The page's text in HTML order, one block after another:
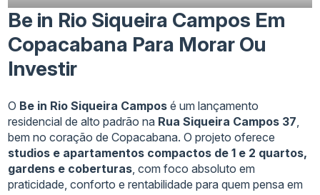
Be in Rio Siqueira Campos Em
Copacabana Para Morar Ou
Investir
O Be in Rio Siqueira Campos é um lançamento
residencial de alto padrão na Rua Siqueira Campos 37,
bem no coração de Copacabana. O projeto oferece
studios e apartamentos compactos de 1 e 2 quartos,
gardens e coberturas, com foco absoluto em
praticidade, conforto e rentabilidade para quem pensa em